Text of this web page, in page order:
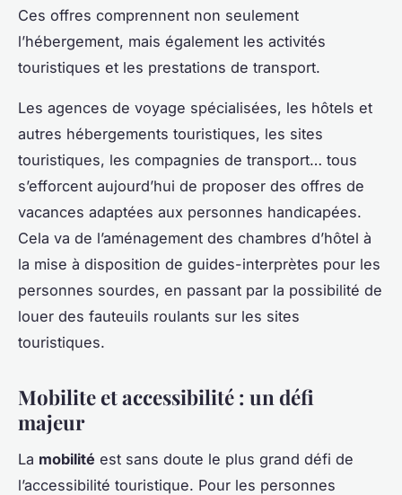
Ces offres comprennent non seulement
l’hébergement, mais également les activités
touristiques et les prestations de transport.
Les agences de voyage spécialisées, les hôtels et
autres hébergements touristiques, les sites
touristiques, les compagnies de transport… tous
s’efforcent aujourd’hui de proposer des offres de
vacances adaptées aux personnes handicapées.
Cela va de l’aménagement des chambres d’hôtel à
la mise à disposition de guides-interprètes pour les
personnes sourdes, en passant par la possibilité de
louer des fauteuils roulants sur les sites
touristiques.
Mobilite et accessibilité : un défi
majeur
La mobilité est sans doute le plus grand défi de
l’accessibilité touristique. Pour les personnes